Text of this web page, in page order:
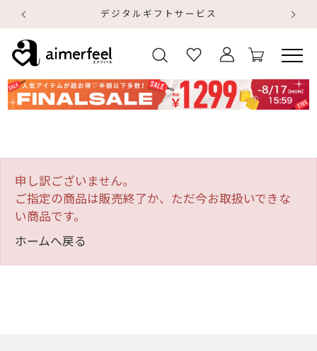
デジタルギフトサービス
申し訳ございません。
ご指定の商品は販売終了か、ただ今お取扱いできな
い商品です。
ホームへ戻る